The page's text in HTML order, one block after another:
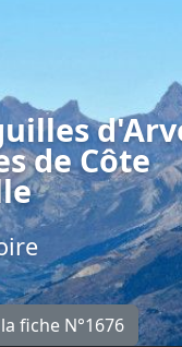
de Côte
fiche N°1676